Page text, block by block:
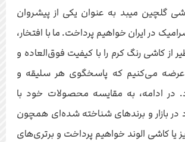
گلچین میبد به عنوان یکی از پیشروان
در ایران خواهیم پرداخت. ما با افتخار،
از کاشی رنگ کرم را با کیفیت فوق‌العاده و
می‌کنیم که پاسخگوی هر سلیقه و
در ادامه، به مقایسه محصولات خود با
بازار و برندهای شناخته شده‌ای همچون
یا کاشی الوند خواهیم پرداخت و برتری‌های